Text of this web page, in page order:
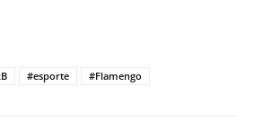
#esporte #Flamengo